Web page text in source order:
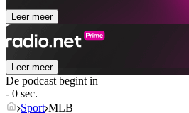
Leer meer
Leer meer
De podcast begint in
- 0 sec.
Sport MLB